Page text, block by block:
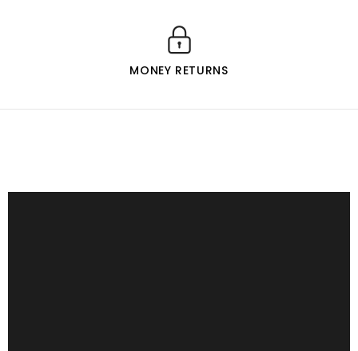
MONEY RETURNS